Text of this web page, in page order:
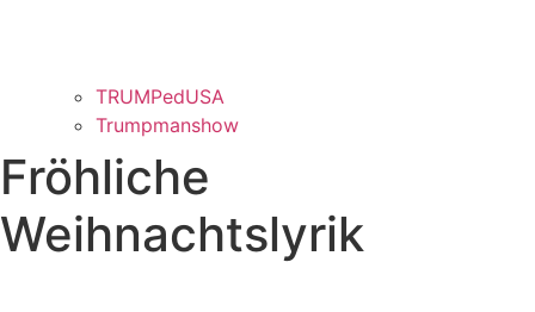
TRUMPedUSA
Trumpmanshow
Fröhliche
Weihnachtslyrik